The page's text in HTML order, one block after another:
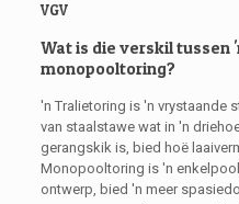
VGV
Wat is die verskil tussen
monopooltoring?
'n Tralietoring is 'n vrystaande
van staalstawe wat in 'n
gerangskik is, bied hoë
Monopooltoring is 'n
ontwerp, bied 'n meer